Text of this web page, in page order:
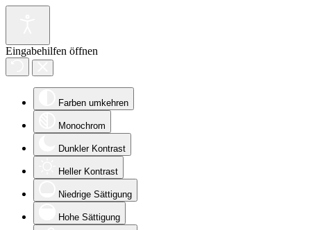
Eingabehilfen öffnen
Farben umkehren
Monochrom
Dunkler Kontrast
Heller Kontrast
Niedrige Sättigung
Hohe Sättigung